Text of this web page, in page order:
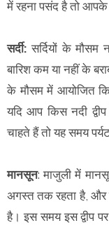
में रहना पसंद है तो
सर्दी:सर्दियों के
बारिश कम या नहीं के
के मौसम में आयोजित
यदि आप किस नदी
चाहते हैं तो यह समय
मानसून: माजुली में
अगस्त तक रहता है, और
है। इस समय इस द्वीप